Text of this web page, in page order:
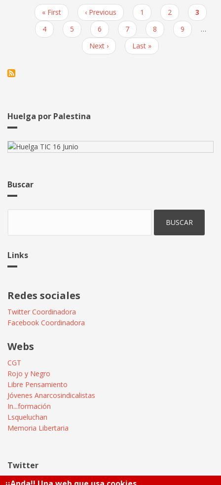
la
represión
en
Ikea
informática
Paginación
Primera
página
« First
Página
anterior
‹ Previous Page
1 Page
2
Página
actual
3
Page
4 Page
5 Page
6 Page
7 Page
8 Page
9
…
Siguiente
página
Next ›
Última
página
Last »
Huelga por Palestina
Buscar
Links
Redes sociales
Twitter Coordinadora
Facebook Coordinadora
Webs
CGT
Rojo y Negro
Libre Pensamiento
Jóvenes Anarcosindicalistas
In...formación
Lsqueluchan
Memoria Libertaria
Twitter